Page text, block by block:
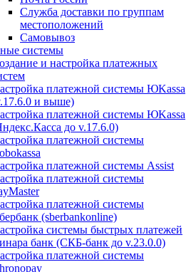
Служба доставки по группам
местоположений
Самовывоз
системы
и настройка платежных
платежной системы ЮKassa
и выше)
платежной системы ЮKassa
до v.17.6.0)
платежной системы
платежной системы Assist
платежной системы
платежной системы
(sberbankonline)
системы быстрых платежей
банк (СКБ-банк до v.23.0.0)
платежной системы